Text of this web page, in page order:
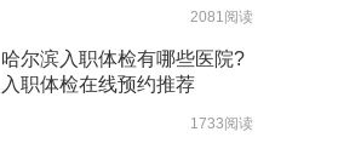
2081阅读
哈尔滨入职体检有哪些医院?
入职体检在线预约推荐
1733阅读